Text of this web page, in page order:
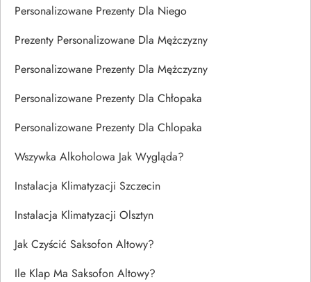
Personalizowane Prezenty Dla Niego
Prezenty Personalizowane Dla Mężczyzny
Personalizowane Prezenty Dla Mężczyzny
Personalizowane Prezenty Dla Chłopaka
Personalizowane Prezenty Dla Chlopaka
Wszywka Alkoholowa Jak Wygląda?
Instalacja Klimatyzacji Szczecin
Instalacja Klimatyzacji Olsztyn
Jak Czyścić Saksofon Altowy?
Ile Klap Ma Saksofon Altowy?